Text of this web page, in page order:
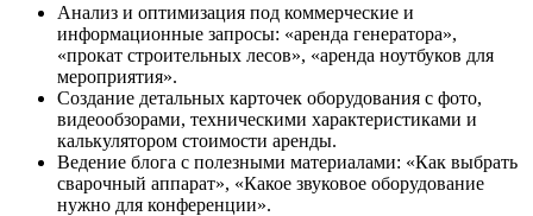
Анализ и оптимизация под коммерческие и
информационные запросы: «аренда генератора»,
«прокат строительных лесов», «аренда ноутбуков для
мероприятия».
Создание детальных карточек оборудования с фото,
видеообзорами, техническими характеристиками и
калькулятором стоимости аренды.
Ведение блога с полезными материалами: «Как выбрать
сварочный аппарат», «Какое звуковое оборудование
нужно для конференции».